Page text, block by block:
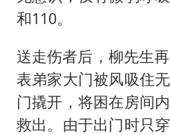
和110。
送走伤者后，柳先生
表弟家大门被风吸住
门撬开，将困在房间
救出。由于出门时只